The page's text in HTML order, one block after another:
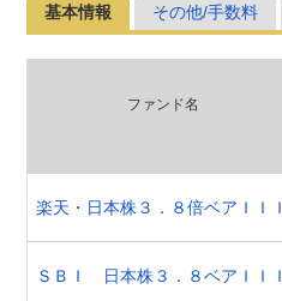
基本情報 その他/手数料
ファンド名
楽天・日本株３．８倍ベアＩＩＩ
ＳＢＩ 日本株３．８ベアＩＩＩ